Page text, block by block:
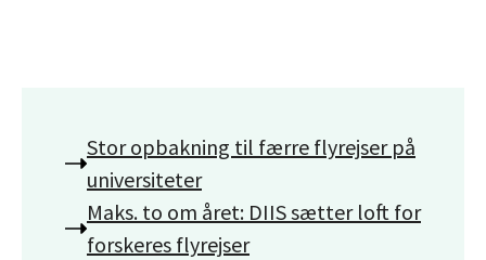
Stor opbakning til færre flyrejser på
universiteter
Maks. to om året: DIIS sætter loft for
forskeres flyrejser